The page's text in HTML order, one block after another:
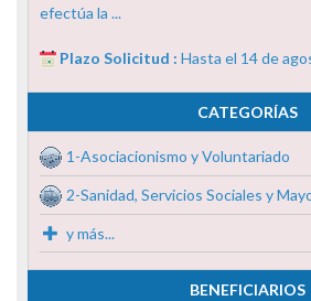
efectúa la ...
Plazo Solicitud : Hasta el 14 de
CATEGORÍAS
1-Asociacionismo y Voluntariado
2-Sanidad, Servicios Sociales y
y más...
BENEFICIARIOS